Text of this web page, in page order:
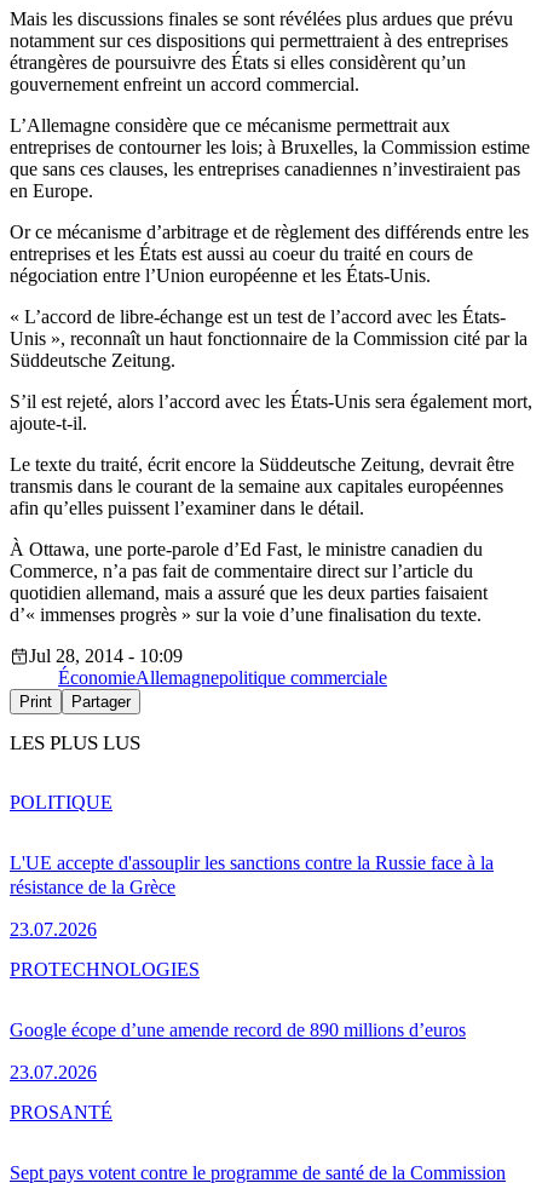
Mais les discussions finales se sont révélées plus ardues que prévu
notamment sur ces dispositions qui permettraient à des entreprises
étrangères de poursuivre des États si elles considèrent qu’un
gouvernement enfreint un accord commercial.
L’Allemagne considère que ce mécanisme permettrait aux
entreprises de contourner les lois; à Bruxelles, la Commission estime
que sans ces clauses, les entreprises canadiennes n’investiraient pas
en Europe.
Or ce mécanisme d’arbitrage et de règlement des différends entre les
entreprises et les États est aussi au coeur du traité en cours de
négociation entre l’Union européenne et les États-Unis.
« L’accord de libre-échange est un test de l’accord avec les États-
Unis », reconnaît un haut fonctionnaire de la Commission cité par la
Süddeutsche Zeitung.
S’il est rejeté, alors l’accord avec les États-Unis sera également mort,
ajoute-t-il.
Le texte du traité, écrit encore la Süddeutsche Zeitung, devrait être
transmis dans le courant de la semaine aux capitales européennes
afin qu’elles puissent l’examiner dans le détail.
À Ottawa, une porte-parole d’Ed Fast, le ministre canadien du
Commerce, n’a pas fait de commentaire direct sur l’article du
quotidien allemand, mais a assuré que les deux parties faisaient
d’« immenses progrès » sur la voie d’une finalisation du texte.
Jul 28, 2014 - 10:09
ÉconomieAllemagnepolitique commerciale
Print Partager
LES PLUS LUS
L'UE accepte d'assouplir les sanctions contre la Russie face à la
résistance de la Grèce
23.07.2026
POLITIQUE
Google écope d’une amende record de 890 millions d’euros
23.07.2026
PROTECHNOLOGIES
Sept pays votent contre le programme de santé de la Commission
PROSANTÉ